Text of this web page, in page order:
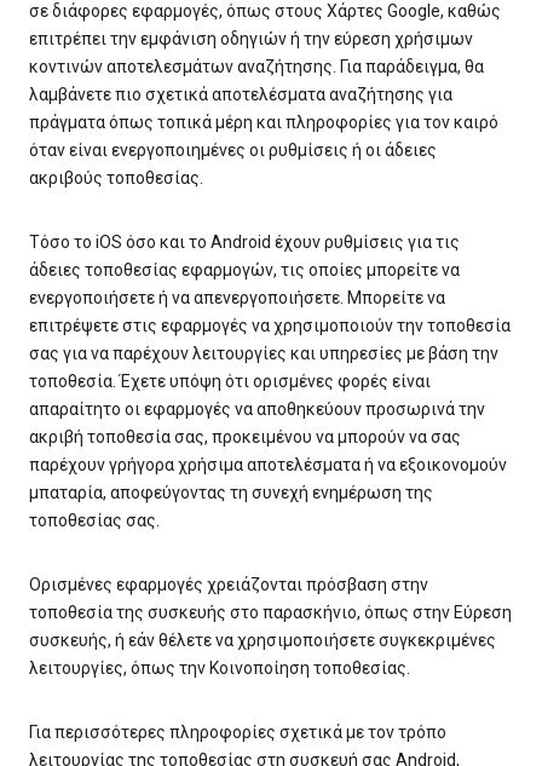
σε διάφορες εφαρμογές, όπως στους Χάρτες Google, καθώς
επιτρέπει την εμφάνιση οδηγιών ή την εύρεση χρήσιμων
κοντινών αποτελεσμάτων αναζήτησης. Για παράδειγμα, θα
λαμβάνετε πιο σχετικά αποτελέσματα αναζήτησης για
πράγματα όπως τοπικά μέρη και πληροφορίες για τον καιρό
όταν είναι ενεργοποιημένες οι ρυθμίσεις ή οι άδειες
ακριβούς τοποθεσίας.
Τόσο το iOS όσο και το Android έχουν ρυθμίσεις για τις
άδειες τοποθεσίας εφαρμογών, τις οποίες μπορείτε να
ενεργοποιήσετε ή να απενεργοποιήσετε. Μπορείτε να
επιτρέψετε στις εφαρμογές να χρησιμοποιούν την τοποθεσία
σας για να παρέχουν λειτουργίες και υπηρεσίες με βάση την
τοποθεσία. Έχετε υπόψη ότι ορισμένες φορές είναι
απαραίτητο οι εφαρμογές να αποθηκεύουν προσωρινά την
ακριβή τοποθεσία σας, προκειμένου να μπορούν να σας
παρέχουν γρήγορα χρήσιμα αποτελέσματα ή να εξοικονομούν
μπαταρία, αποφεύγοντας τη συνεχή ενημέρωση της
τοποθεσίας σας.
Ορισμένες εφαρμογές χρειάζονται πρόσβαση στην
τοποθεσία της συσκευής στο παρασκήνιο, όπως στην Εύρεση
συσκευής, ή εάν θέλετε να χρησιμοποιήσετε συγκεκριμένες
λειτουργίες, όπως την Κοινοποίηση τοποθεσίας.
Για περισσότερες πληροφορίες σχετικά με τον τρόπο
λειτουργίας της τοποθεσίας στη συσκευή σας Android,